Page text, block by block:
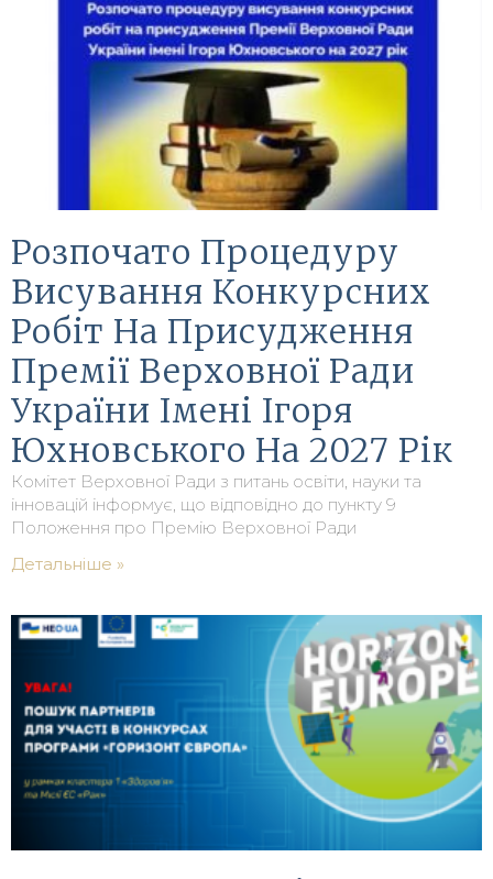
Розпочато Процедуру
Висування Конкурсних
Робіт На Присудження
Премії Верховної Ради
України Імені Ігоря
Юхновського На 2027 Рік
Комітет Верховної Ради з питань освіти, науки та
інновацій інформує, що відповідно до пункту 9
Положення про Премію Верховної Ради
Детальніше »